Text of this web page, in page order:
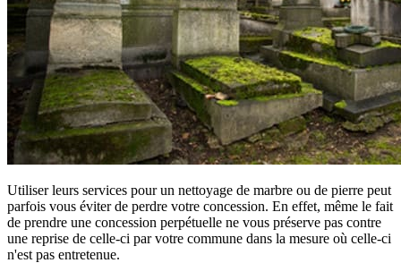
Utiliser leurs services pour un nettoyage de marbre ou de pierre peut
parfois vous éviter de perdre votre concession. En effet, même le fait
de prendre une concession perpétuelle ne vous préserve pas contre
une reprise de celle-ci par votre commune dans la mesure où celle-ci
n'est pas entretenue.